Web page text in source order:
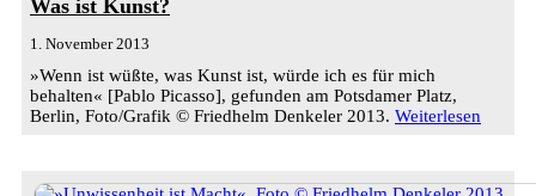
Was ist Kunst?
1. November 2013
»Wenn ist wüßte, was Kunst ist, würde ich es für mich
behalten« [Pablo Picasso], gefunden am Potsdamer Platz,
Berlin, Foto/Grafik © Friedhelm Denkeler 2013. Weiterlesen